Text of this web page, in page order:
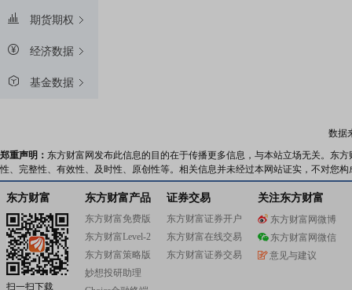
期货期权
经济数据
基金数据
数据
郑重声明： 东方财富网发布此信息的目的在于传播更多信息，与本站立场无关。东
性、完整性、有效性、及时性、原创性等。相关信息并未经过本网站证实，不对您
东方财富
扫一扫下载
东方财富产品
东方财富免费版
东方财富Level-2
东方财富策略版
妙想投研助理
证券交易
东方财富证券开户
东方财富在线交易
东方财富证券交易
关注东方财富
东方财富网微博
东方财富网微信
意见与建议